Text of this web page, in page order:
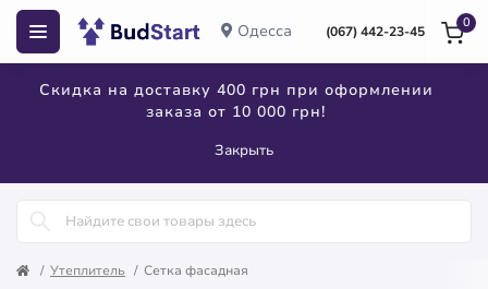
Одесса (067) 442-23-45
Скидка на доставку 400 грн при оформлении
заказа от 10 000 грн!
Закрыть
0
Утеплитель Сетка фасадная